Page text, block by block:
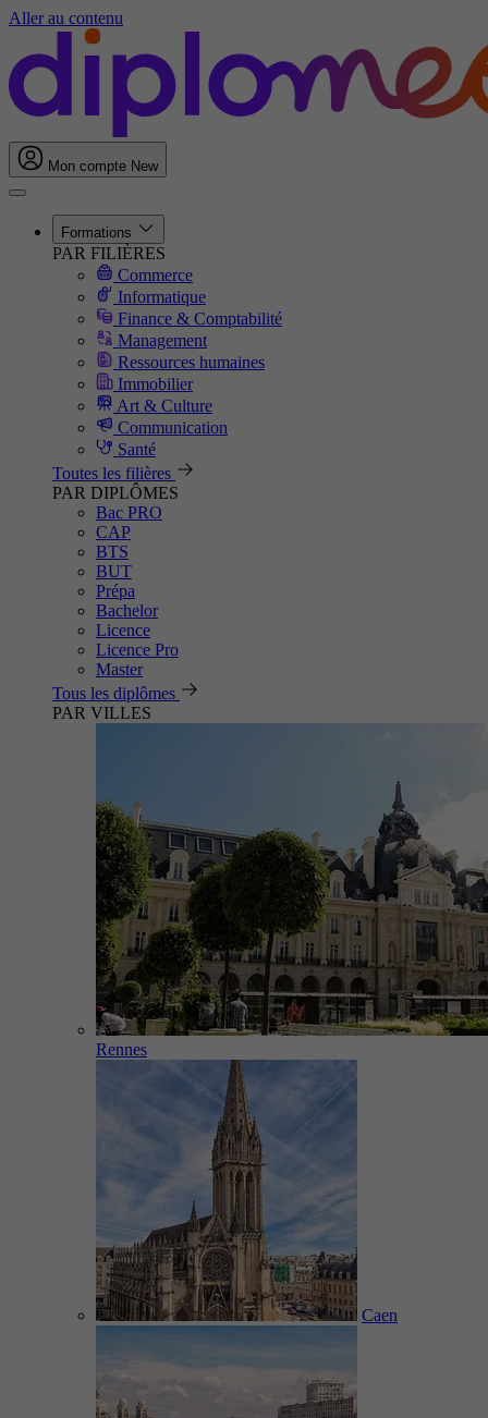
Aller au contenu
Mon compte New
Formations
PAR FILIÈRES
Commerce
Informatique
Finance & Comptabilité
Management
Ressources humaines
Immobilier
Art & Culture
Communication
Santé
Toutes les filières
PAR DIPLÔMES
Bac PRO
CAP
BTS
BUT
Prépa
Bachelor
Licence
Licence Pro
Master
Tous les diplômes
PAR VILLES
Rennes
Caen